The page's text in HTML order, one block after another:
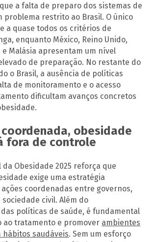
a falta de preparo dos sistemas de
problema restrito ao Brasil. O único
a quase todos os critérios de
enquanto México, Reino Unido,
e Malásia apresentam um nível
de preparação. No restante do
o Brasil, a ausência de políticas
de monitoramento e o acesso
dificultam avanços concretos
obesidade
fora de controle
da Obesidade 2025 reforça que
exige uma estratégia
coordenadas entre governos,
civil. Além do
políticas de saúde, é fundamental
ao tratamento e promover ambientes
saudáveis. Sem um esforço